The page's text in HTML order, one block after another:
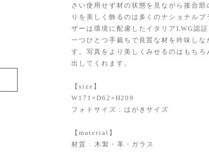
さい使用せず材の状態を見ながら接合
りを美しく飾るのは多くのナショナル
ザーは環境に配慮したイタリアLWG認
一つひとつ手裁ちで良質な材を吟味し
す。写真をより美しくみせるのはもち
出してくれます。
【size】
W171×D62×H209
フォトサイズ：はがきサイズ
【material】
材質 : 木製・革・ガラス